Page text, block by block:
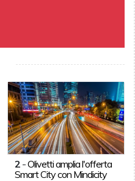
2 -Olivetti amplia l'offerta
Smart City con Mindicity